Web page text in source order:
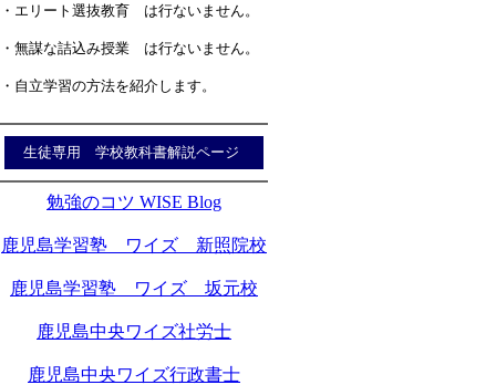
・エリート選抜教育 は行ないません。
・無謀な詰込み授業 は行ないません。
・自立学習の方法を紹介します。
生徒専用 学校教科書解説ページ
勉強のコツ WISE Blog
鹿児島学習塾 ワイズ 新照院校
鹿児島学習塾 ワイズ 坂元校
鹿児島中央ワイズ社労士
鹿児島中央ワイズ行政書士